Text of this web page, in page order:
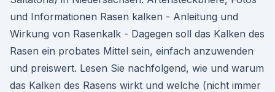
und Informationen Rasen kalken - Anleitung und
Wirkung von Rasenkalk - Dagegen soll das Kalken des
Rasen ein probates Mittel sein, einfach anzuwenden
und preiswert. Lesen Sie nachfolgend, wie und warum
das Kalken des Rasens wirkt und welche (nicht immer